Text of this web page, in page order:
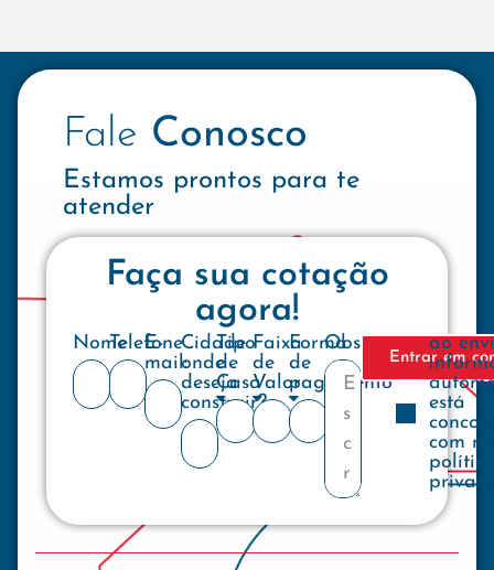
Fale Conosco
Estamos prontos para te
atender
Faça sua cotação
agora!
NomeTelefone
E-
mail:
Cidade
onde
deseja
construir?
Tipo
de
Casa
Faixa
de
Valor
Forma
de
pagamento
Observações
Entrar em
ao
está
com